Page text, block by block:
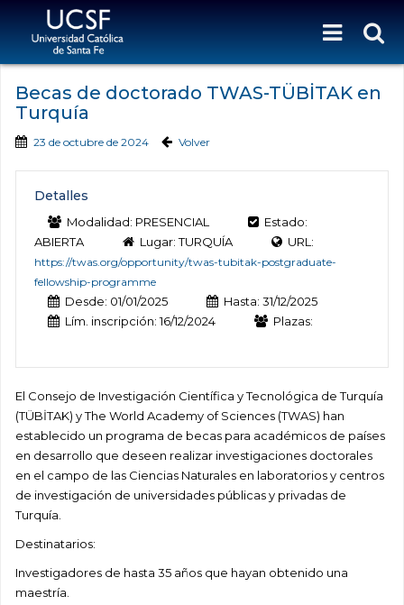
Becas de doctorado TWAS-TÜBİTAK en
Turquía
23 de octubre de 2024 Volver
Detalles
Modalidad: PRESENCIAL
Estado:
ABIERTA
Lugar: TURQUÍA URL:
https://twas.org/opportunity/twas-tubitak-postgraduate-
fellowship-programme
Desde: 01/01/2025
Hasta: 31/12/2025
Lím. inscripción: 16/12/2024
Plazas:
El Consejo de Investigación Científica y Tecnológica de Turquía
(TÜBİTAK) y The World Academy of Sciences (TWAS) han
establecido un programa de becas para académicos de países
en desarrollo que deseen realizar investigaciones doctorales
en el campo de las Ciencias Naturales en laboratorios y centros
de investigación de universidades públicas y privadas de
Turquía.
Destinatarios:
Investigadores de hasta 35 años que hayan obtenido una
maestría.